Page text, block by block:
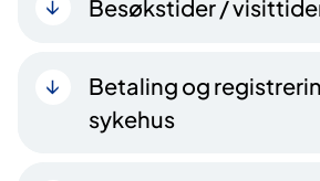
Besøkstider /
Betaling og
sykehus